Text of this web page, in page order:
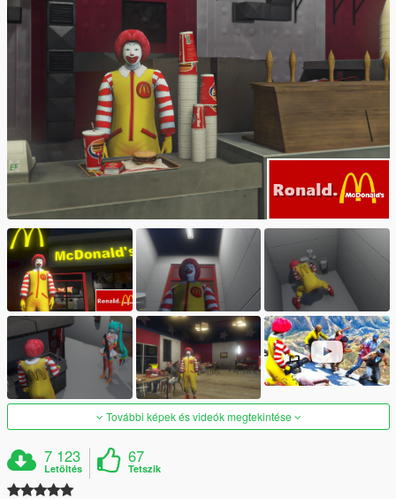
További képek és videók megtekintése
7 123
Letöltés
67
Tetszik